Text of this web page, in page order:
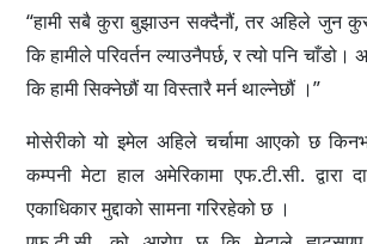
“हामी सबै कुरा बुझाउन सक्दैनौं, तर अहिले जुन
कि हामीले परिवर्तन ल्याउनैपर्छ, र त्यो पनि
कि हामी सिक्नेछौं या विस्तारै मर्न थाल्नेछौं ।”
मोसेरीको यो इमेल अहिले चर्चामा आएको छ
कम्पनी मेटा हाल अमेरिकामा एफ.टी.सी. द्वारा
एकाधिकार मुद्दाको सामना गरिरहेको छ ।